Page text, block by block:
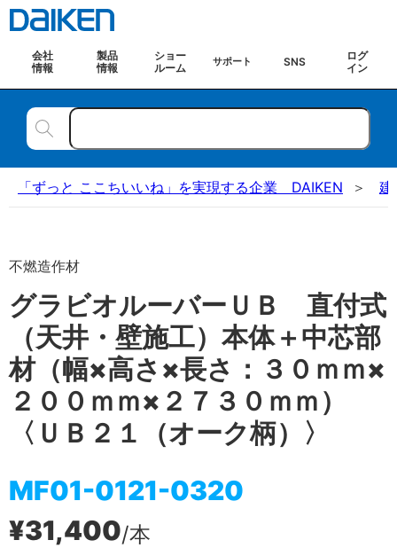
会社
情報
製品
情報
ショー
ルーム
サポート SNS
ログ
イン
「ずっと ここちいいね」を実現する企業 DAIKEN 建
不燃造作材
グラビオルーバーＵＢ 直付式
（天井・壁施工）本体＋中芯部
材（幅×高さ×長さ：３０ｍｍ×
２００ｍｍ×２７３０ｍｍ）
〈ＵＢ２１（オーク柄）〉
MF01-0121-0320
¥31,400/本